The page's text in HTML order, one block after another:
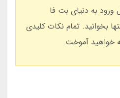
ورود به دنیای بت فا
بخوانید. تمام نکات کلیدی